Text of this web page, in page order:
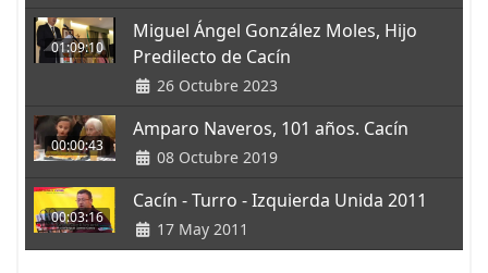
01:09:10
Miguel Ángel González Moles, Hijo
Predilecto de Cacín
26 Octubre 2023
00:00:43
Amparo Naveros, 101 años. Cacín
08 Octubre 2019
00:03:16
Cacín - Turro - Izquierda Unida 2011
17 May 2011